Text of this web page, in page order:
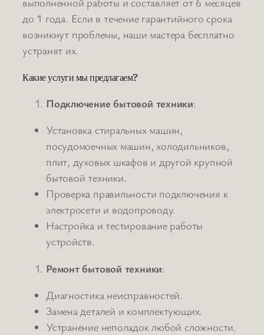
до 1 года. Если в течение гарантийного срока
возникнут проблемы, наши мастера бесплатно
устранят их.
Какие услуги мы предлагаем?
Подключение бытовой техники:
Установка стиральных машин,
посудомоечных машин, холодильников,
плит, духовых шкафов и другой крупной
бытовой техники.
Проверка правильности подключения к
электросети и водопроводу.
Настройка и тестирование работы
устройств.
Ремонт бытовой техники:
Диагностика неисправностей.
Замена деталей и комплектующих.
Устранение неполадок любой сложности.